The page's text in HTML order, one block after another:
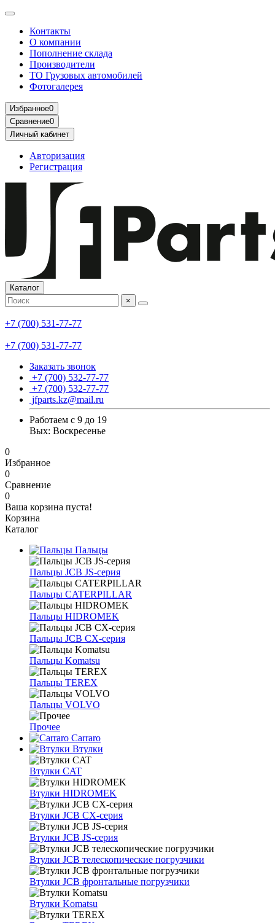
Контакты
О компании
Пополнение склада
Производители
ТО Грузовых автомобилей
Фотогалерея
Избранное0
Сравнение0
Личный кабинет
Авторизация
Регистрация
Каталог
×
+7 (700) 531-77-77
+7 (700) 531-77-77
Заказать звонок
+7 (700) 532-77-77
+7 (700) 532-77-77
jfparts.kz@mail.ru
Работаем с 9 до 19
Вых: Воскресенье
0
Избранное
0
Сравнение
0
Ваша корзина пуста!
Корзина
Каталог
Пальцы
Пальцы JCB JS-серия
Пальцы CATERPILLAR
Пальцы HIDROMEK
Пальцы JCB CX-серия
Пальцы Komatsu
Пальцы TEREX
Пальцы VOLVO
Прочее
Carraro
Втулки
Втулки CAT
Втулки HIDROMEK
Втулки JCB CX-серия
Втулки JCB JS-серия
Втулки JCB телескопические погрузчики
Втулки JCB фронтальные погрузчики
Втулки Komatsu